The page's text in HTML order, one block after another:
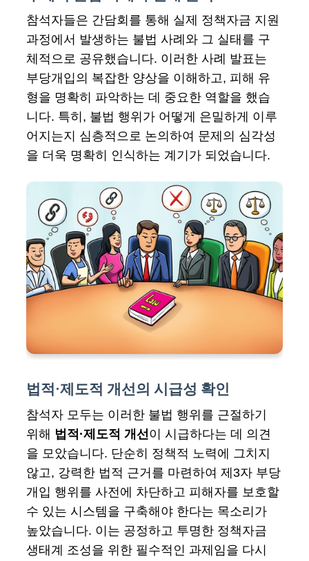
참석자들은 간담회를 통해 실제 정책자금 지원
과정에서 발생하는 불법 사례와 그 실태를 구
체적으로 공유했습니다. 이러한 사례 발표는
부당개입의 복잡한 양상을 이해하고, 피해 유
형을 명확히 파악하는 데 중요한 역할을 했습
니다. 특히, 불법 행위가 어떻게 은밀하게 이루
어지는지 심층적으로 논의하여 문제의 심각성
을 더욱 명확히 인식하는 계기가 되었습니다.
법적·제도적 개선의 시급성 확인
참석자 모두는 이러한 불법 행위를 근절하기
위해 법적·제도적 개선 이 시급하다는 데 의견
을 모았습니다. 단순히 정책적 노력에 그치지
않고, 강력한 법적 근거를 마련하여 제3자 부당
개입 행위를 사전에 차단하고 피해자를 보호할
수 있는 시스템을 구축해야 한다는 목소리가
높았습니다. 이는 공정하고 투명한 정책자금
생태계 조성을 위한 필수적인 과제임을 다시